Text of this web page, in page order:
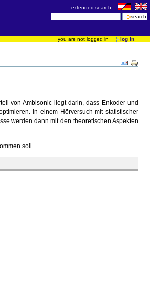
extended search
you are not logged in
log in
von Ambisonic liegt darin, dass Enkoder und
In einem Hörversuch mit statistischer
werden dann mit den theoretischen Aspekten
soll.